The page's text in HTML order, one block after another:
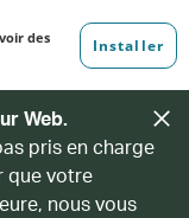
Web.
pris en charge
que votre
nous vous